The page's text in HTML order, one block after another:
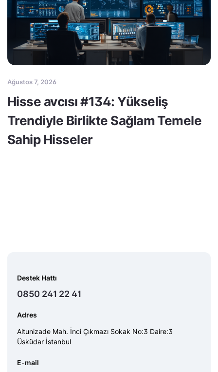
Ağustos 7, 2026
Hisse avcısı #134: Yükseliş
Trendiyle Birlikte Sağlam Temele
Sahip Hisseler
Destek Hattı
0850 241 22 41
Adres
Altunizade Mah. İnci Çıkmazı Sokak No:3 Daire:3
Üsküdar İstanbul
E-mail